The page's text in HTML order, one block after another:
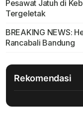
Pesawat Jatuh di
Tergeletak
BREAKING NEWS:
Rancabali Bandung
Rekomendasi